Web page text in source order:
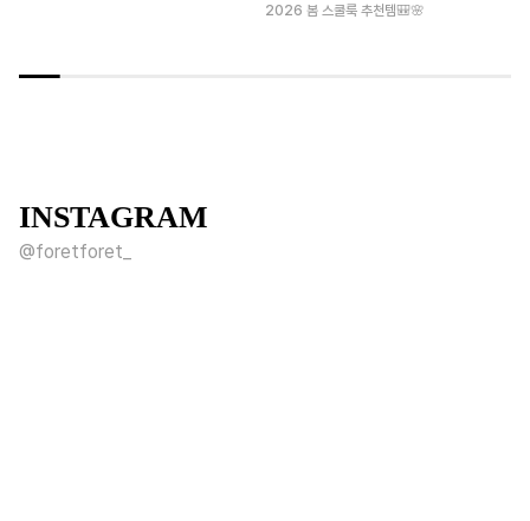
2026 봄 스쿨룩 추천템🎒🌸
INSTAGRAM
@foretforet_